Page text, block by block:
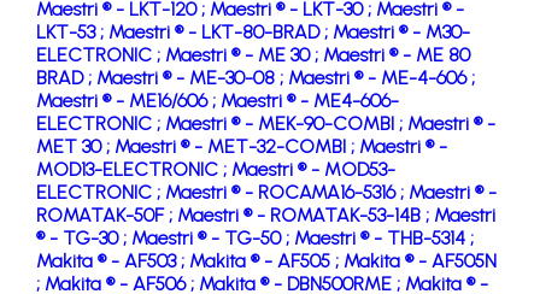
Maestri ® - LKT-120 ; Maestri ® - LKT-30 ; Maestri ® -
LKT-53 ; Maestri ® - LKT-80-BRAD ; Maestri ® - M30-
ELECTRONIC ; Maestri ® - ME 30 ; Maestri ® - ME 80
BRAD ; Maestri ® - ME-30-08 ; Maestri ® - ME-4-606 ;
Maestri ® - ME16/606 ; Maestri ® - ME4-606-
ELECTRONIC ; Maestri ® - MEK-90-COMBI ; Maestri ® -
MET 30 ; Maestri ® - MET-32-COMBI ; Maestri ® -
MOD13-ELECTRONIC ; Maestri ® - MOD53-
ELECTRONIC ; Maestri ® - ROCAMA16-5316 ; Maestri ® -
ROMATAK-50F ; Maestri ® - ROMATAK-53-14B ; Maestri
® - TG-30 ; Maestri ® - TG-50 ; Maestri ® - THB-5314 ;
Makita ® - AF503 ; Makita ® - AF505 ; Makita ® - AF505N
; Makita ® - AF506 ; Makita ® - DBN500RME ; Makita ® -